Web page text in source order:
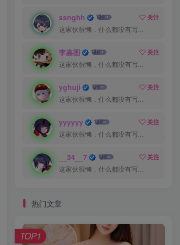
ssnghh
关注
这家伙很懒，什么都没有写...
李嘉图
关注
这家伙很懒，什么都没有写...
yghuji
关注
这家伙很懒，什么都没有写...
yyyyyy
关注
这家伙很懒，什么都没有写...
__34__7
关注
这家伙很懒，什么都没有写...
热门文章
TOP1